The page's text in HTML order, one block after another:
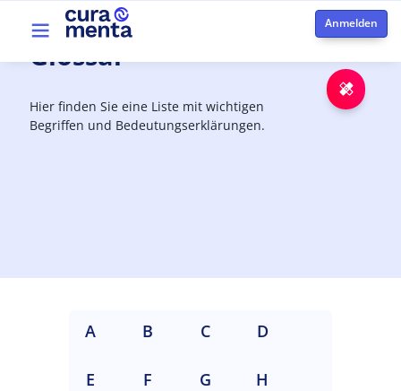
Direkt zum Inhalt
Top menu
Glossar
Hier finden Sie eine Liste mit wichtigen
Begriffen und Bedeutungserklärungen.
A B C D
E F G H